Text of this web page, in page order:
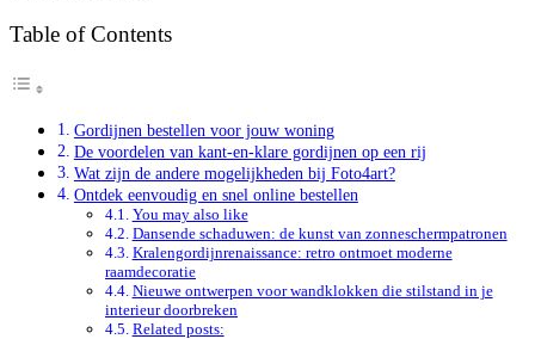
Table of Contents
Gordijnen bestellen voor jouw woning
De voordelen van kant-en-klare gordijnen op een rij
Wat zijn de andere mogelijkheden bij Foto4art?
Ontdek eenvoudig en snel online bestellen
You may also like
Dansende schaduwen: de kunst van zonneschermpatronen
Kralengordijnrenaissance: retro ontmoet moderne
raamdecoratie
Nieuwe ontwerpen voor wandklokken die stilstand in je
interieur doorbreken
Related posts: